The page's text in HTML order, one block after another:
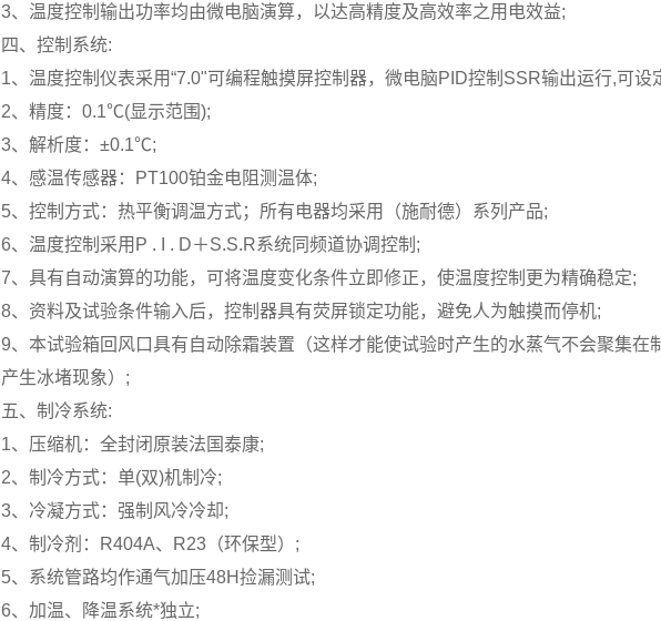
3、温度控制输出功率均由微电脑演算，以达高精度及高效率之用电效益;
四、控制系统:
1、温度控制仪表采用“7.0"可编程触摸屏控制器，微电脑PID控制SSR输出运行,可设
2、精度：0.1℃(显示范围);
3、解析度：±0.1℃;
4、感温传感器：PT100铂金电阻测温体;
5、控制方式：热平衡调温方式；所有电器均采用（施耐德）系列产品;
6、温度控制采用P . I . D＋S.S.R系统同频道协调控制;
7、具有自动演算的功能，可将温度变化条件立即修正，使温度控制更为精确稳定;
8、资料及试验条件输入后，控制器具有荧屏锁定功能，避免人为触摸而停机;
9、本试验箱回风口具有自动除霜装置（这样才能使试验时产生的水蒸气不会聚集在
产生冰堵现象）;
五、制冷系统:
1、压缩机：全封闭原装法国泰康;
2、制冷方式：单(双)机制冷;
3、冷凝方式：强制风冷冷却;
4、制冷剂：R404A、R23（环保型）;
5、系统管路均作通气加压48H捡漏测试;
6、加温、降温系统*独立;